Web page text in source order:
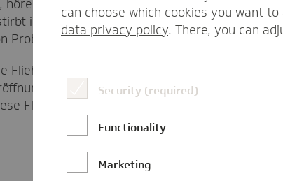
hören zu, fragen nach, fischen sich schließlich
irgendwo ein Problem“, steht dort. Wenn
Problemen im Bellevue-Garten totgelacht
Fliehkräfte an unserer Gesellschaft zerren,
beim Bürgerfest gesagt. Die
Fliehkräfte an.
can choose which cookies you want
data privacy policy. There, you can
Security (required)
Functionality
Marketing